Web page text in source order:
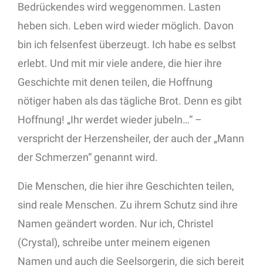
Bedrückendes wird weggenommen. Lasten
heben sich. Leben wird wieder möglich. Davon
bin ich felsenfest überzeugt. Ich habe es selbst
erlebt. Und mit mir viele andere, die hier ihre
Geschichte mit denen teilen, die Hoffnung
nötiger haben als das tägliche Brot. Denn es gibt
Hoffnung! „Ihr werdet wieder jubeln…“ –
verspricht der Herzensheiler, der auch der „Mann
der Schmerzen“ genannt wird.
Die Menschen, die hier ihre Geschichten teilen,
sind reale Menschen. Zu ihrem Schutz sind ihre
Namen geändert worden. Nur ich, Christel
(Crystal), schreibe unter meinem eigenen
Namen und auch die Seelsorgerin, die sich bereit